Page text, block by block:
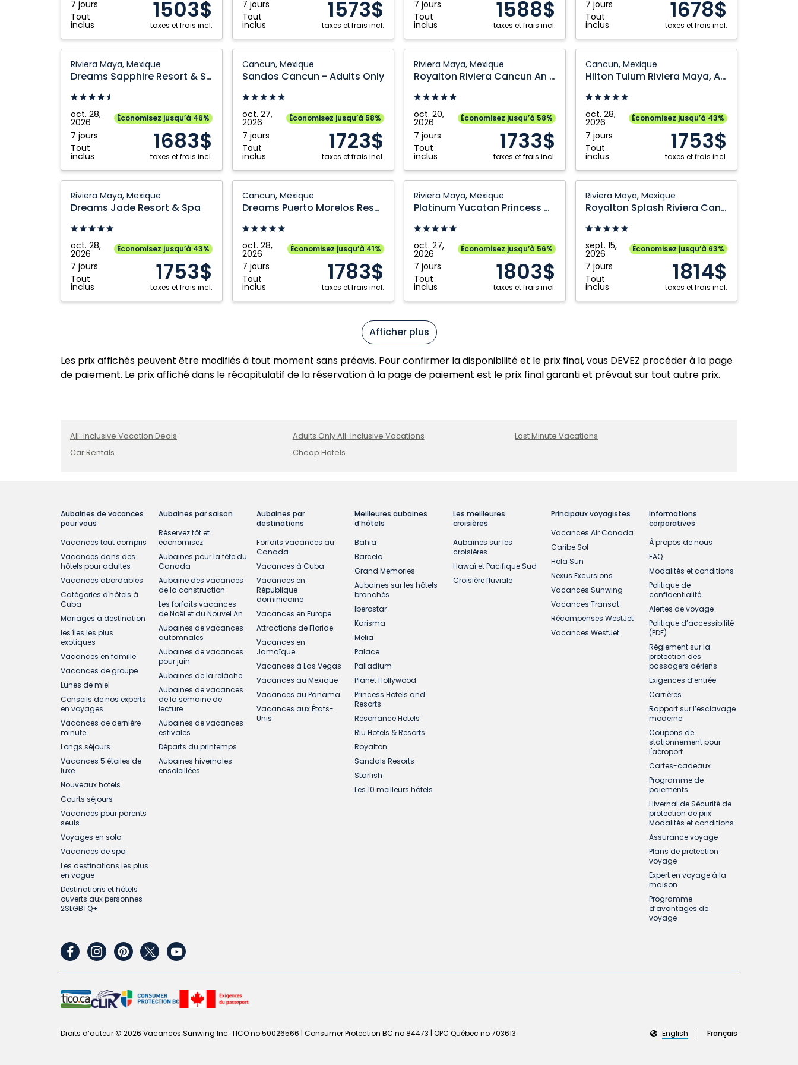
Grande Prairie
Halifax
Hamilton
Kamloops
Regina
Saskatoon
Toronto
7 jours
Tout
inclus
1503$
taxes et frais incl.
Beach
Resort:
Riviera
Maya,
Mexique
7 jours
Tout
inclus
1573$
taxes et frais incl.
Spa
Beach
Resort:
Cancun,
Mexique
7 jours
Tout
inclus
1588$
taxes et frais incl.
Mexique
7 jours
Tout
inclus
1678$
taxes et frais incl.
Vallarta,
Mexique
Riviera Maya, Mexique
Dreams Sapphire Resort & Spa
oct. 28,
2026
7 jours
Tout
inclus
Économisez jusqu’à 46%
1683$
taxes et frais incl.
Sapphire
Resort
Spa:
Riviera
Maya,
Mexique
Cancun, Mexique
Sandos Cancun - Adults Only
oct. 27,
2026
7 jours
Tout
inclus
Économisez jusqu’à 58%
1723$
taxes et frais incl.
Cancun
Adults
Only:
Cancun,
Mexique
Riviera Maya, Mexique
Royalton Riviera Cancun An Autograph Collection All Inclusive Resort and Casino
oct. 20,
2026
7 jours
Tout
inclus
Économisez jusqu’à 58%
1733$
taxes et frais incl.
Riviera
Cancun
An
Autograph
Collection
Inclusive
Resort
and
Casino:
Riviera
Maya,
Mexique
Cancun, Mexique
Hilton Tulum Riviera Maya, All Inclusive Resort
oct. 28,
2026
7 jours
Tout
inclus
Économisez jusqu’à 43%
1753$
taxes et frais incl.
Tulum
Riviera
Maya,
All
Inclusive
Resort:
Cancun,
Mexique
Riviera Maya, Mexique
Dreams Jade Resort & Spa
oct. 28,
2026
7 jours
Tout
inclus
Économisez jusqu’à 43%
1753$
taxes et frais incl.
Jade
Resort
Spa:
Riviera
Maya,
Mexique
Cancun, Mexique
Dreams Puerto Morelos Resort and Spa
oct. 28,
2026
7 jours
Tout
inclus
Économisez jusqu’à 41%
1783$
taxes et frais incl.
Puerto
Morelos
Resort
and
Spa:
Cancun,
Mexique
Riviera Maya, Mexique
Platinum Yucatan Princess All Suites & Spa Resort
oct. 27,
2026
7 jours
Tout
inclus
Économisez jusqu’à 56%
1803$
taxes et frais incl.
Yucatan
Princess
All
Suites
Spa
Resort:
Riviera
Mexique
Riviera Maya, Mexique
Royalton Splash Riviera Cancun An Autograph Collection All Inclusive Resort
sept. 15,
2026
7 jours
Tout
inclus
Économisez jusqu’à 63%
1814$
taxes et frais incl.
Splash
Riviera
Cancun
An
Autograph
Collection
All
Inclusive
Mexique
Afficher plus
Les prix affichés peuvent être modifiés à tout moment sans préavis. Pour confirmer la disponibilité et le prix final, vous DEVEZ procéder à la page
de paiement. Le prix affiché dans le récapitulatif de la réservation à la page de paiement est le prix final garanti et prévaut sur tout autre prix.
All-Inclusive Vacation Deals
Car Rentals
Adults Only All-Inclusive Vacations
Cheap Hotels
Last Minute Vacations
Aubaines de vacances
pour vous
Vacances tout compris
Vacances dans des
hôtels pour adultes
Vacances abordables
Catégories d'hôtels à
Cuba
Mariages à destination
les îles les plus
exotiques
Vacances en famille
Vacances de groupe
Lunes de miel
Conseils de nos experts
en voyages
Vacances de dernière
minute
Longs séjours
Vacances 5 étoiles de
luxe
Nouveaux hotels
Courts séjours
Vacances pour parents
seuls
Voyages en solo
Vacances de spa
Les destinations les plus
en vogue
Destinations et hôtels
ouverts aux personnes
2SLGBTQ+
Aubaines par saison
Réservez tôt et
économisez
Aubaines pour la fête du
Canada
Aubaine des vacances
de la construction
Les forfaits vacances
de Noël et du Nouvel An
Aubaines de vacances
automnales
Aubaines de vacances
pour juin
Aubaines de la relâche
Aubaines de vacances
de la semaine de
lecture
Aubaines de vacances
estivales
Départs du printemps
Aubaines hivernales
ensoleillées
Aubaines par
destinations
Forfaits vacances au
Canada
Vacances à Cuba
Vacances en
République
dominicaine
Vacances en Europe
Attractions de Floride
Vacances en
Jamaïque
Vacances à Las Vegas
Vacances au Mexique
Vacances au Panama
Vacances aux États-
Unis
Meilleures aubaines
d’hôtels
Bahia
Barcelo
Grand Memories
Aubaines sur les hôtels
branchés
Iberostar
Karisma
Melia
Palace
Palladium
Planet Hollywood
Princess Hotels and
Resorts
Resonance Hotels
Riu Hotels & Resorts
Royalton
Sandals Resorts
Starfish
Les 10 meilleurs hôtels
Les meilleures
croisières
Aubaines sur les
croisières
Hawaï et Pacifique Sud
Croisière fluviale
Principaux voyagistes
Vacances Air Canada
Caribe Sol
Hola Sun
Nexus Excursions
Vacances Sunwing
Vacances Transat
Récompenses WestJet
Vacances WestJet
Informations
corporatives
À propos de nous
FAQ
Modalités et conditions
Politique de
confidentialité
Alertes de voyage
Politique d’accessibilité
(PDF)
Règlement sur la
protection des
passagers aériens
Exigences d’entrée
Carrières
Rapport sur l’esclavage
moderne
Coupons de
stationnement pour
l'aéroport
Cartes-cadeaux
Programme de
paiements
Hivernal de Sécurité de
protection de prix
Modalités et conditions
Assurance voyage
Plans de protection
voyage
Expert en voyage à la
maison
Programme
d’avantages de
voyage
facebookinstagram
pinterest
twitteryoutube
Droits d‘auteur © 2026 Vacances Sunwing Inc. TICO no 50026566 | Consumer Protection BC no 84473 | OPC Québec no 703613 English Français